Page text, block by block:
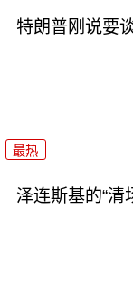
特朗普刚说要
最热
泽连斯基的“清